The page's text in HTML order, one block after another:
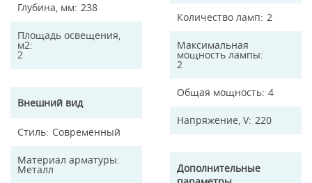
Глубина, мм 238
Площадь освещения,
м2
2
Внешний вид
Стиль Современный
Материал арматуры
Металл
Количество ламп 2
Максимальная
мощность лампы
2
Общая мощность 4
Напряжение, V 220
Дополнительные